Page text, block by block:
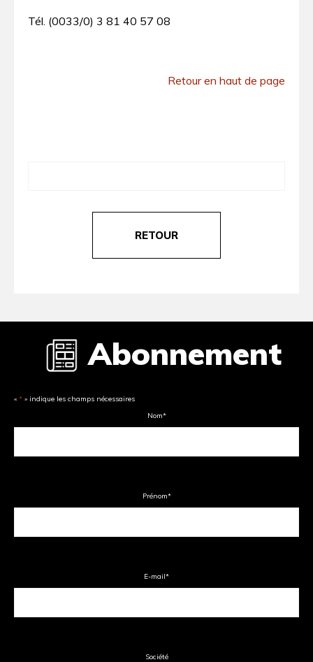
Tél. (0033/0) 3 81 40 57 08
Retour en haut de page
RETOUR
Abonnement
« * » indique les champs nécessaires
Nom*
Prénom*
E-mail*
Société